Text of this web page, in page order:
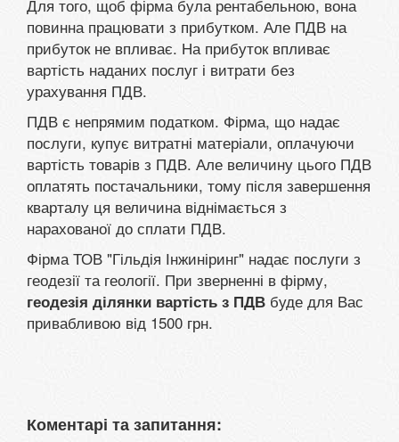
Для того, щоб фірма була рентабельною, вона
повинна працювати з прибутком. Але ПДВ на
прибуток не впливає. На прибуток впливає
вартість наданих послуг і витрати без
урахування ПДВ.
ПДВ є непрямим податком. Фірма, що надає
послуги, купує витратні матеріали, оплачуючи
вартість товарів з ПДВ. Але величину цього ПДВ
оплатять постачальники, тому після завершення
кварталу ця величина віднімається з
нарахованої до сплати ПДВ.
Фірма ТОВ "Гільдія Інжиніринг" надає послуги з
геодезії та геології. При зверненні в фірму,
геодезія ділянки вартість з ПДВ буде для Вас
привабливою від 1500 грн.
Коментарі та запитання: